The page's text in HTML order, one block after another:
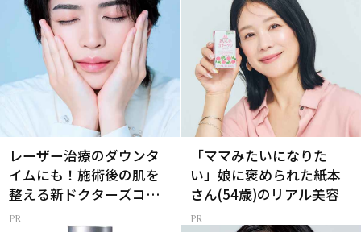
レーザー治療のダウンタ
イムにも！施術後の肌を
整える新ドクターズコス
メ
「ママみたいになりた
い」娘に褒められた紙本
さん(54歳)のリアル美容